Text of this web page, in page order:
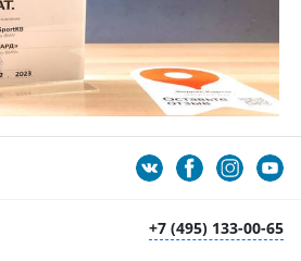
+7 (495) 133-00-65